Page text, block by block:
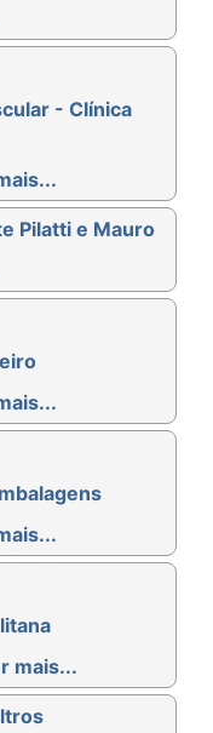
- Clínica
Pilatti e Mauro
mais...